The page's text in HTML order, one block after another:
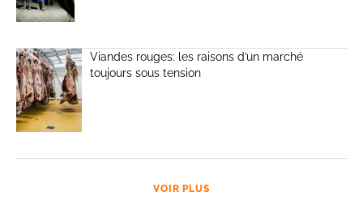
Viandes rouges: les raisons d’un marché
toujours sous tension
VOIR PLUS